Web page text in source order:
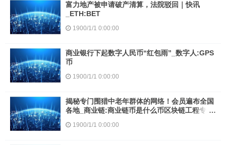
富力地产被申请破产清算，法院驳回｜快讯
_ETH:BET
1900/1/1 0:00:00
商业银行下起数字人民币“红包雨”_数字人:GPS
币
1900/1/1 0:00:00
揭秘专门围猎中老年群体的网络！会员遍布全国
各地_商业链:商业链币是什么币区块链工程专业
1900/1/1 0:00:00